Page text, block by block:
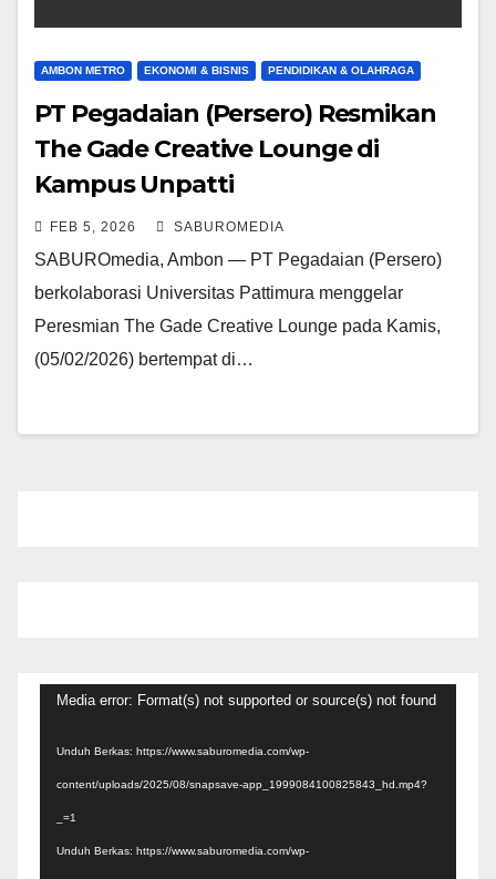
AMBON METRO EKONOMI & BISNIS PENDIDIKAN & OLAHRAGA
PT Pegadaian (Persero) Resmikan
The Gade Creative Lounge di
Kampus Unpatti
FEB 5, 2026 SABUROMEDIA
SABUROmedia, Ambon — PT Pegadaian (Persero)
berkolaborasi Universitas Pattimura menggelar
Peresmian The Gade Creative Lounge pada Kamis,
(05/02/2026) bertempat di…
Pemutar
Media error: Format(s) not supported or source(s) not found
Unduh Berkas: https://www.saburomedia.com/wp-
content/uploads/2025/08/snapsave-app_1999084100825843_hd.mp4?
_=1
Unduh Berkas: https://www.saburomedia.com/wp-